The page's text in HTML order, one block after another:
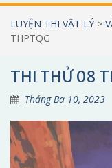
LUYỆN THI VẬT LÝ >
THPTQG
THI THỬ 08
Tháng Ba 10, 2023